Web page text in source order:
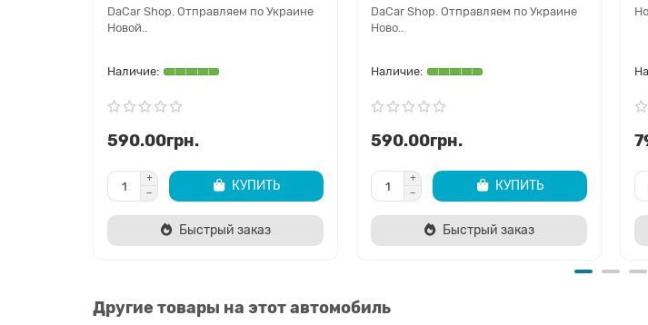
DaCar Shop. Отправляем по Украине
Новой..
590.00грн.
КУПИТЬ
Быстрый заказ
DaCar Shop. Отправляем по Украине
Ново..
590.00грн.
КУПИТЬ
Быстрый заказ
Другие товары на этот автомобиль